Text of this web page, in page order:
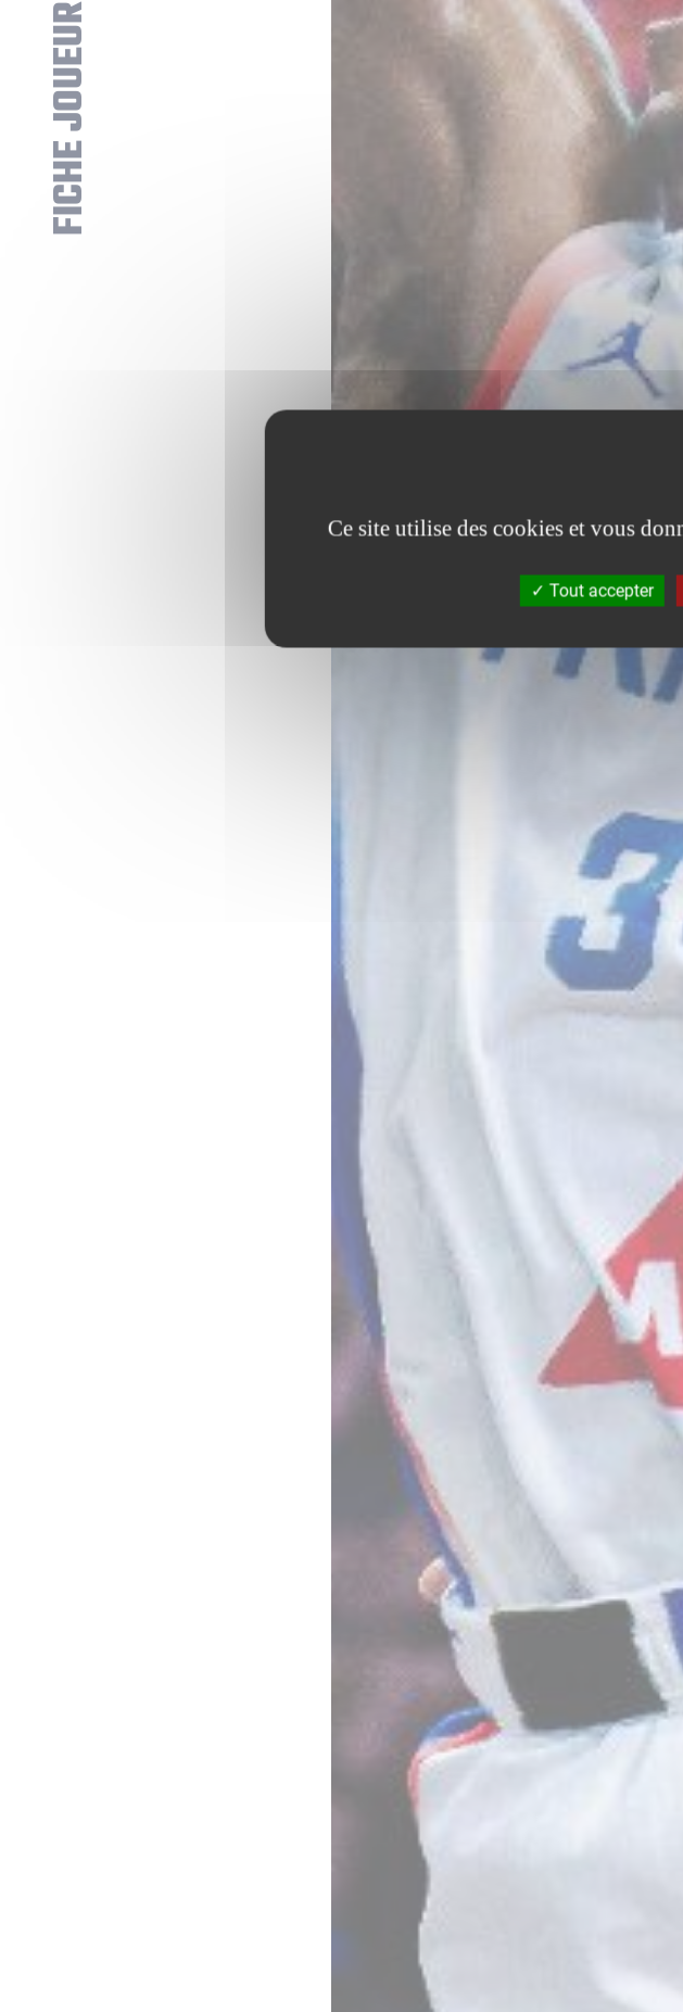
FICHE JOUEUR
Ce site utilise des cookies et vous
Tout accepter